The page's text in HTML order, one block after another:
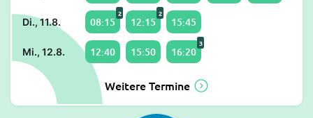
Di., 11.8. 08:15
2
12:15
2
15:45
Mi., 12.8. 12:40 15:50 16:20
3
Weitere Termine